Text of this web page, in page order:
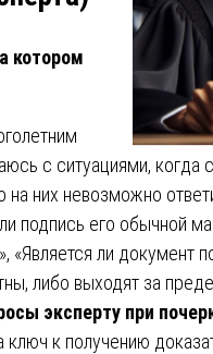
котором
с ситуациями, когда
них невозможно
подпись его обычной
«Является ли документ
либо выходят за
эксперту при
к получению